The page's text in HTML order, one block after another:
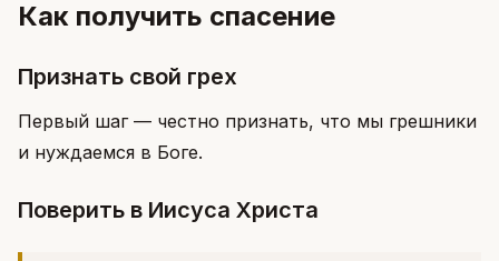
Как получить спасение
Признать свой грех
Первый шаг — честно признать, что мы грешники
и нуждаемся в Боге.
Поверить в Иисуса Христа